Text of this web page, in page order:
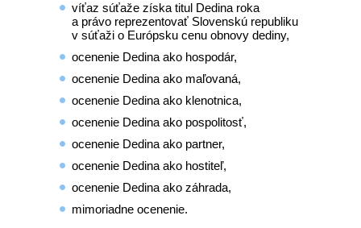
víťaz súťaže získa titul Dedina roka
a právo reprezentovať Slovenskú republiku
v súťaži o Európsku cenu obnovy dediny,
ocenenie Dedina ako hospodár,
ocenenie Dedina ako maľovaná,
ocenenie Dedina ako klenotnica,
ocenenie Dedina ako pospolitosť,
ocenenie Dedina ako partner,
ocenenie Dedina ako hostiteľ,
ocenenie Dedina ako záhrada,
mimoriadne ocenenie.